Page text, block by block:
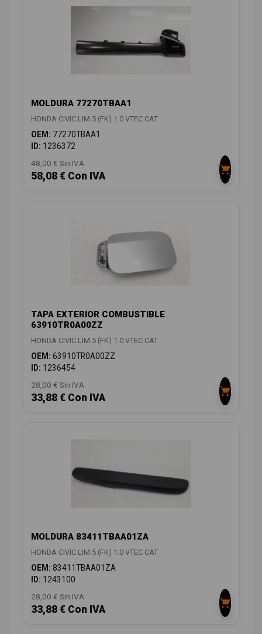
MOLDURA 77270TBAA1
HONDA CIVIC LIM.5 (FK) 1.0 VTEC CAT
OEM: 77270TBAA1
ID: 1236372
48,00 € Sin IVA
58,08 € Con IVA
TAPA EXTERIOR COMBUSTIBLE
63910TR0A00ZZ
HONDA CIVIC LIM.5 (FK) 1.0 VTEC CAT
OEM: 63910TR0A00ZZ
ID: 1236454
28,00 € Sin IVA
33,88 € Con IVA
MOLDURA 83411TBAA01ZA
HONDA CIVIC LIM.5 (FK) 1.0 VTEC CAT
OEM: 83411TBAA01ZA
ID: 1243100
28,00 € Sin IVA
33,88 € Con IVA